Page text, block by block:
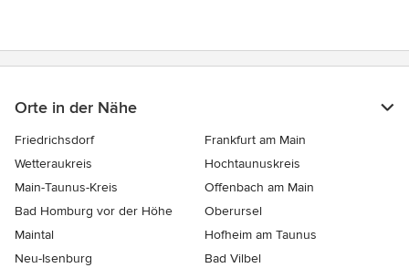
Orte in der Nähe
Friedrichsdorf
Frankfurt am Main
Wetteraukreis
Hochtaunuskreis
Main-Taunus-Kreis
Offenbach am Main
Bad Homburg vor der Höhe
Oberursel
Maintal
Hofheim am Taunus
Neu-Isenburg
Bad Vilbel